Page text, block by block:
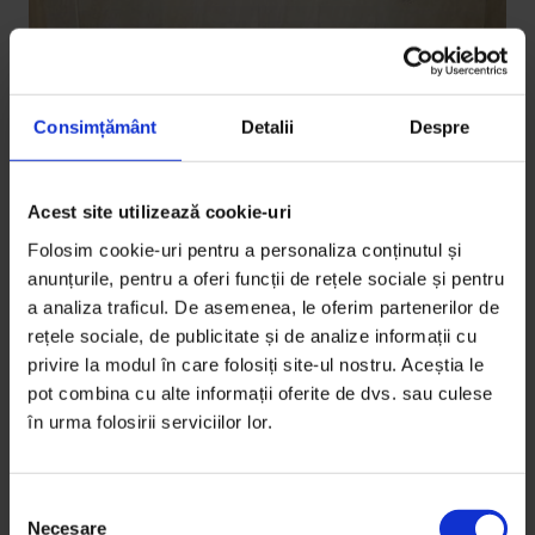
Consimțământ Detalii Despre
Acest site utilizează cookie-uri
Folosim cookie-uri pentru a personaliza conținutul și
anunțurile, pentru a oferi funcții de rețele sociale și pentru
a analiza traficul. De asemenea, le oferim partenerilor de
rețele sociale, de publicitate și de analize informații cu
privire la modul în care folosiți site-ul nostru. Aceștia le
pot combina cu alte informații oferite de dvs. sau culese
în urma folosirii serviciilor lor.
Necesare